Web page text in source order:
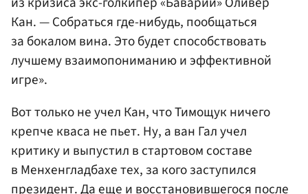
Кан. — Собраться где-нибудь, пообщаться
за бокалом вина. Это будет способствовать
лучшему взаимопониманию и эффективной
игре».
Вот только не учел Кан, что Тимощук ничего
крепче кваса не пьет. Ну, а ван Гал учел
критику и выпустил в стартовом составе
в Менхенгладбахе тех, за кого заступился
президент. Да еще и восстановившегося после